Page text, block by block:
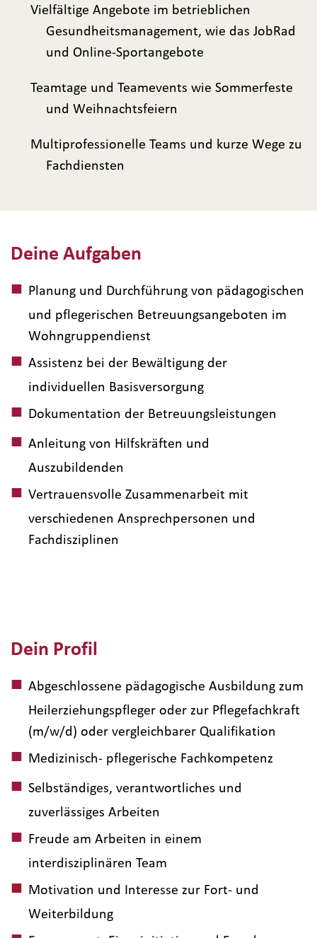
Deine Aufgaben
Planung und Durchführung von pädagogischen
und pflegerischen Betreuungsangeboten im
Wohngruppendienst
Assistenz bei der Bewältigung der
individuellen Basisversorgung
Dokumentation der Betreuungsleistungen
Anleitung von Hilfskräften und
Auszubildenden
Vertrauensvolle Zusammenarbeit mit
verschiedenen Ansprechpersonen und
Fachdisziplinen
Dein Profil
Abgeschlossene pädagogische Ausbildung zum
Heilerziehungspfleger oder zur Pflegefachkraft
(m/w/d) oder vergleichbarer Qualifikation
Medizinisch- pflegerische Fachkompetenz
Selbständiges, verantwortliches und
zuverlässiges Arbeiten
Freude am Arbeiten in einem
interdisziplinären Team
Motivation und Interesse zur Fort- und
Weiterbildung
Vielfältige Angebote im betrieblichen
Gesundheitsmanagement, wie das JobRad
und Online-Sportangebote
Teamtage und Teamevents wie Sommerfeste
und Weihnachtsfeiern
Multiprofessionelle Teams und kurze Wege zu
Fachdiensten